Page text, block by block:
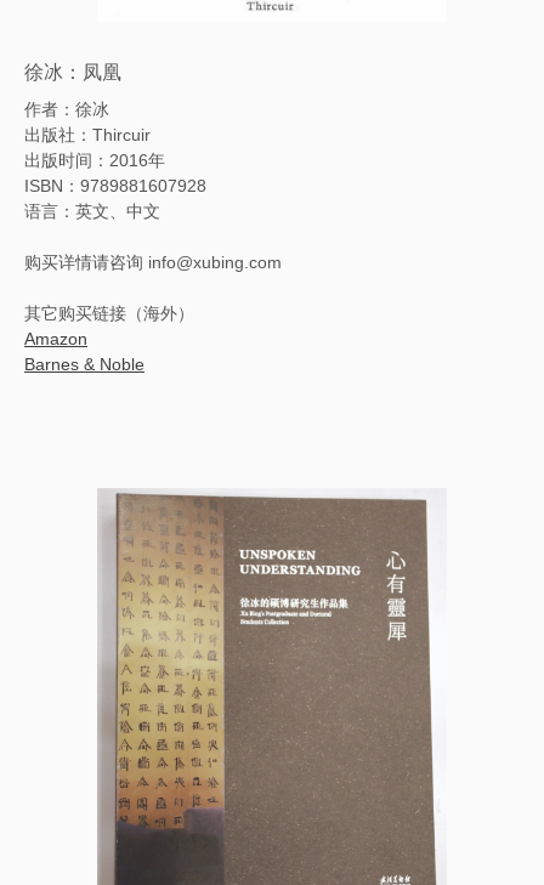
徐冰：凤凰
作者：徐冰
出版社：Thircuir
出版时间：2016年
ISBN：9789881607928
语言：英文、中文
购买详情请咨询 info@xubing.com
其它购买链接（海外）
Amazon
Barnes & Noble